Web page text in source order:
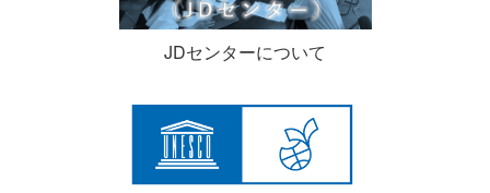
JDセンターについて